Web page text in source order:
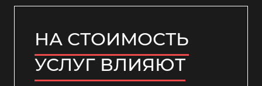
НА СТОИМОСТЬ
УСЛУГ ВЛИЯЮТ